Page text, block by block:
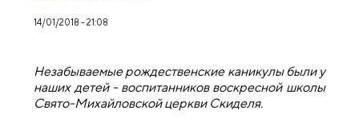
14/01/2018 - 21:08
Незабываемые рождественские каникулы были у
наших детей - воспитанников воскресной школы
Свято-Михайловской церкви Скиделя.